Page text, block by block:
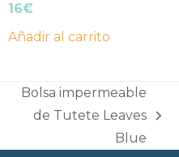
16€
Añadir al carrito
post:
Bolsa impermeable
de Tutete Leaves
Blue